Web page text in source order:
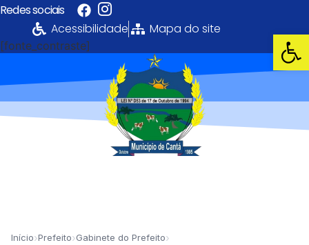
Abrir
Redes sociais
Acessibilidade
Mapa do site
[fonte_contraste]
Início›Prefeito›Gabinete do Prefeito›